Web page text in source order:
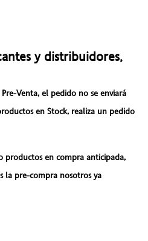
y distribuidores,
Venta, el pedido no se enviará
en Stock, realiza un pedido
productos en compra anticipada,
la pre-compra nosotros ya